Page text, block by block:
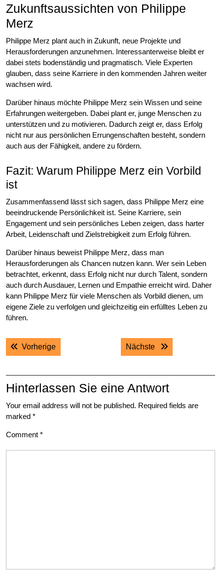
Zukunftsaussichten von Philippe
Merz
Philippe Merz plant auch in Zukunft, neue Projekte und
Herausforderungen anzunehmen. Interessanterweise bleibt er
dabei stets bodenständig und pragmatisch. Viele Experten
glauben, dass seine Karriere in den kommenden Jahren weiter
wachsen wird.
Darüber hinaus möchte Philippe Merz sein Wissen und seine
Erfahrungen weitergeben. Dabei plant er, junge Menschen zu
unterstützen und zu motivieren. Dadurch zeigt er, dass Erfolg
nicht nur aus persönlichen Errungenschaften besteht, sondern
auch aus der Fähigkeit, andere zu fördern.
Fazit: Warum Philippe Merz ein Vorbild
ist
Zusammenfassend lässt sich sagen, dass Philippe Merz eine
beeindruckende Persönlichkeit ist. Seine Karriere, sein
Engagement und sein persönliches Leben zeigen, dass harter
Arbeit, Leidenschaft und Zielstrebigkeit zum Erfolg führen.
Darüber hinaus beweist Philippe Merz, dass man
Herausforderungen als Chancen nutzen kann. Wer sein Leben
betrachtet, erkennt, dass Erfolg nicht nur durch Talent, sondern
auch durch Ausdauer, Lernen und Empathie erreicht wird. Daher
kann Philippe Merz für viele Menschen als Vorbild dienen, um
eigene Ziele zu verfolgen und gleichzeitig ein erfülltes Leben zu
führen.
Post
navigation
VorherigePrevious post: Nächste Next post:
Hinterlassen Sie eine Antwort
Your email address will not be published. Required fields are
marked *
Comment *